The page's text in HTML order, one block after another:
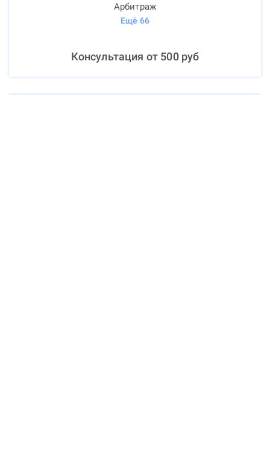
Арбитраж
Ещё 66
Консультация от 500руб